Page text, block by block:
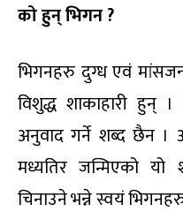
को हुन् भिगन ?
भिगनहरु दुग्ध एवं
विशुद्ध शाकाहारी हुन्
अनुवाद गर्ने शब्द छैन ।
मध्यतिर जन्मिएको यो
चिनाउने भन्ने स्वयं